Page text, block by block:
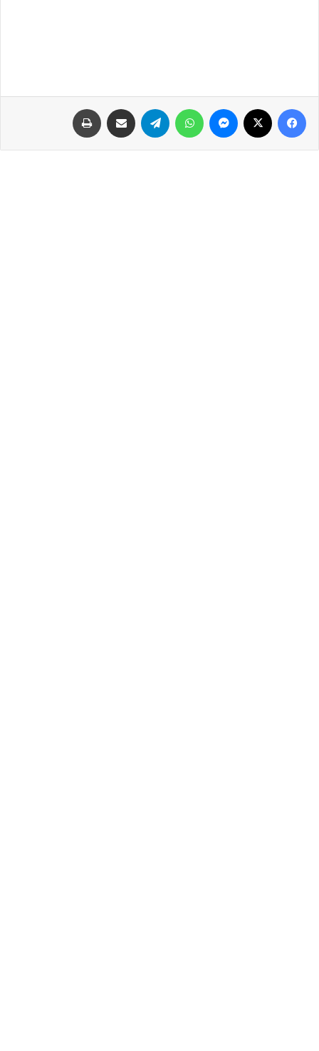
فيسبوك ماسنجر واتساب تيلقرام مشاركة عبر البريد